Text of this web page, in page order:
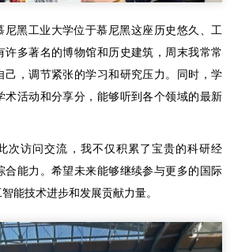
尼黑工业大学位于慕尼黑这座历史悠久、工
许多著名的博物馆和历史建筑，周末我常常
己，调节紧张的学习和研究压力。同时，学
术活动和分享分，能够听到各个领域的最新
次访问交流，我不仅积累了宝贵的科研经
合能力。希望未来能够继续参与更多的国际
能技术进步和发展贡献力量。